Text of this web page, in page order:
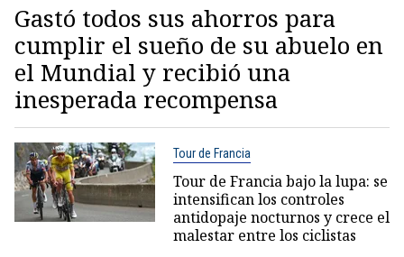
Gastó todos sus ahorros para
cumplir el sueño de su abuelo en
el Mundial y recibió una
inesperada recompensa
Tour de Francia
Tour de Francia bajo la lupa: se
intensifican los controles
antidopaje nocturnos y crece el
malestar entre los ciclistas